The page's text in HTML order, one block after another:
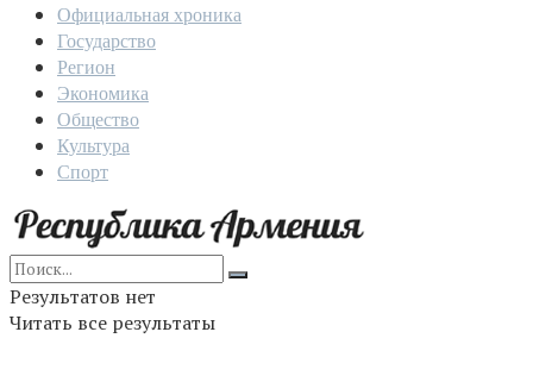
Официальная хроника
Государство
Регион
Экономика
Общество
Культура
Спорт
Результатов нет
Читать все результаты